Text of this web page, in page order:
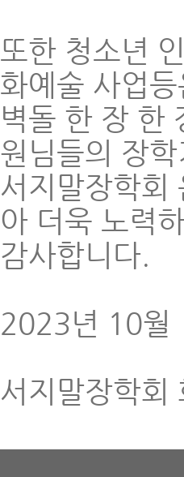
또한 청소년
화예술 사업
벽돌 한 장 한
원님들의 장
서지말장학회
아 더욱 노력
감사합니다.
2023년 10월
서지말장학회